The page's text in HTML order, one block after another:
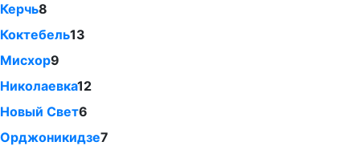
Керчь8
Коктебель13
Мисхор9
Николаевка12
Новый Свет6
Орджоникидзе7